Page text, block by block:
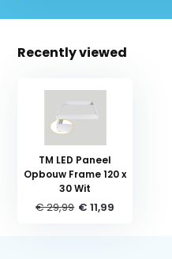
Recently viewed
TM LED Paneel
Opbouw Frame 120 x
30 Wit
€ 29,99 € 11,99